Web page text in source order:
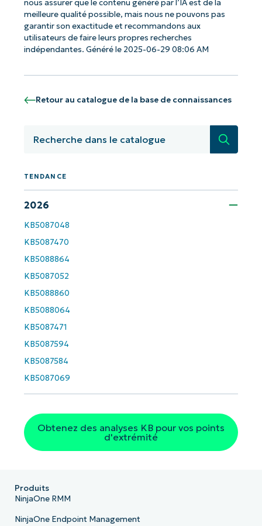
nous assurer que le contenu généré par l’IA est de la
meilleure qualité possible, mais nous ne pouvons pas
garantir son exactitude et recommandons aux
utilisateurs de faire leurs propres recherches
indépendantes. Généré le 2025-06-29 08:06 AM
Retour au catalogue de la base de connaissances
TENDANCE
2026
KB5087048
KB5087470
KB5088864
KB5087052
KB5088860
KB5088064
KB5087471
KB5087594
KB5087584
KB5087069
Obtenez des analyses KB pour vos points
d'extrémité
pilotées par l'IA de NinjaOne !
Prénom
Business
Phone
Pays
Company
name*
Produits
NinjaOne RMM
NinjaOne Endpoint Management